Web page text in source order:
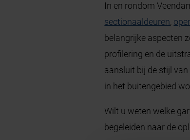
In en rondom
sectionaaldeuren,
belangrijke aspecten
profilering en de
aansluit bij de stijl
in het buitengebied
Wilt u weten welke
begeleiden naar de